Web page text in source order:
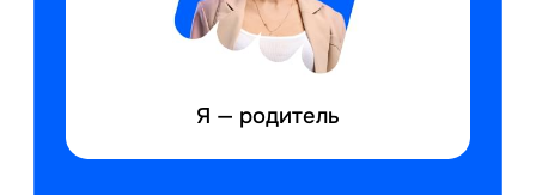
Я — родитель